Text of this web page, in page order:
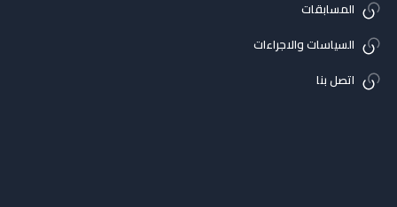
المسابقات
السياسات والاجراءات
اتصل بنا